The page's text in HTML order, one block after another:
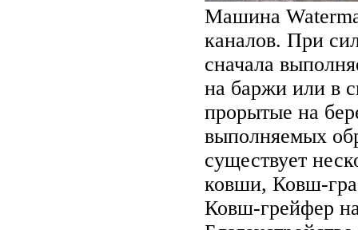
Машина
каналов. При
сначала
на баржи или в
прорытые на
выполняемых
существует
ковши, Ковш-
Ковш-грейфер